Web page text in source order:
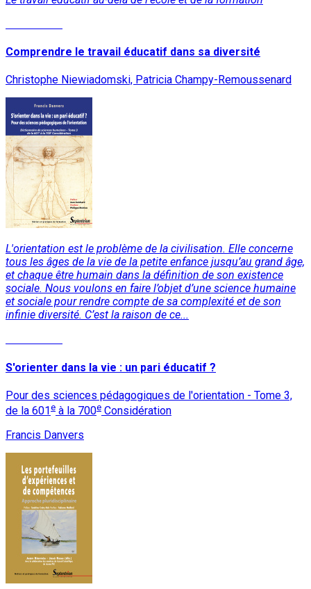
Comprendre le travail éducatif dans sa diversité
Christophe Niewiadomski, Patricia Champy-Remoussenard
L'orientation est le problème de la civilisation. Elle concerne
tous les âges de la vie de la petite enfance jusqu’au grand âge,
et chaque être humain dans la définition de son existence
sociale. Nous voulons en faire l’objet d’une science humaine
et sociale pour rendre compte de sa complexité et de son
infinie diversité. C’est la raison de ce...
S'orienter dans la vie : un pari éducatif ?
Pour des sciences pédagogiques de l'orientation - Tome 3,
de la 601e à la 700e Considération
Francis Danvers